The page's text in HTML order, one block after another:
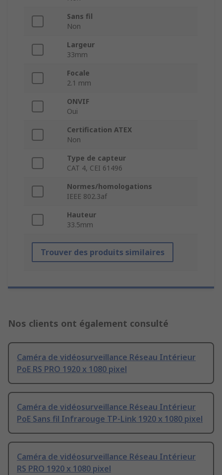
Sans fil
Non
Largeur
33mm
Focale
2.1 mm
ONVIF
Oui
Certification ATEX
Non
Type de capteur
CAT 4, CEI 61496
Normes/homologations
IEEE 802.3af
Hauteur
33.5mm
Trouver des produits similaires
Nos clients ont également consulté
Caméra de vidéosurveillance Réseau Intérieur
PoE RS PRO 1920 x 1080 pixel
Caméra de vidéosurveillance Réseau Intérieur
PoE Sans fil Infrarouge TP-Link 1920 x 1080 pixel
Caméra de vidéosurveillance Réseau Intérieur
RS PRO 1920 x 1080 pixel